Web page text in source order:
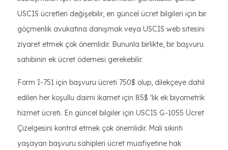
USCIS ücretleri değişebilir, en güncel ücret bilgileri için bir
göçmenlik avukatına danışmak veya USCIS web sitesini
ziyaret etmek çok önemlidir. Bununla birlikte, bir başvuru
sahibinin ek ücret ödemesi gerekebilir.
Form I-751 için başvuru ücreti 750$ olup, dilekçeye dahil
edilen her koşullu daimi ikamet için 85$ 'lık ek biyometrik
hizmet ücreti. En güncel bilgiler için USCIS G-1055 Ücret
Çizelgesini kontrol etmek çok önemlidir. Mali sıkıntı
yaşayan başvuru sahipleri ücret muafiyetine hak